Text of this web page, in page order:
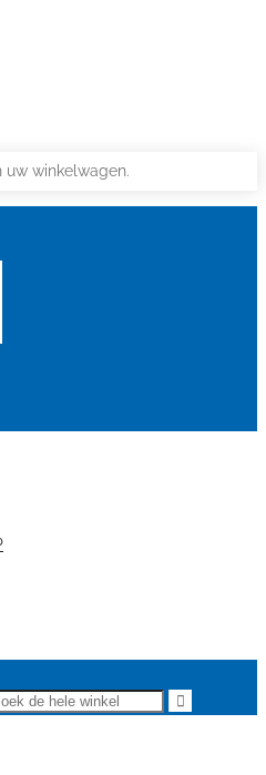
winkelwagen.